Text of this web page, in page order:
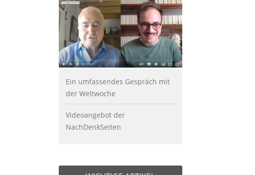
Ein umfassendes Gespräch mit
der Weltwoche
Videoangebot der
NachDenkSeiten